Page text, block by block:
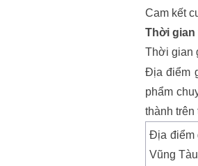
Cam kết
Thời gian
Thời gian
Địa điểm
phẩm
thành trên
Địa điểm
Vũng Tàu